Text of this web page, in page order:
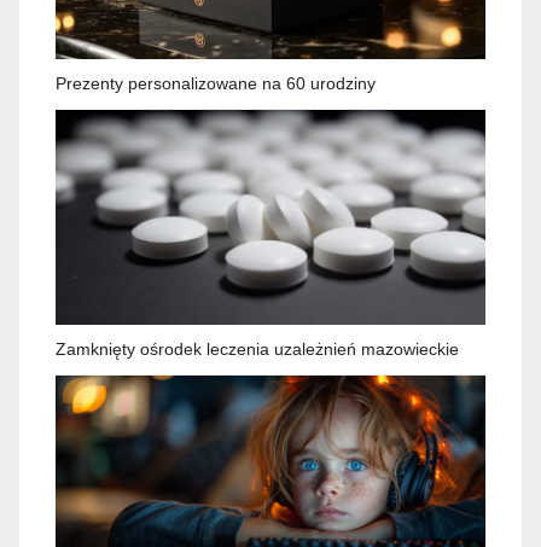
Prezenty personalizowane na 60 urodziny
Zamknięty ośrodek leczenia uzależnień mazowieckie